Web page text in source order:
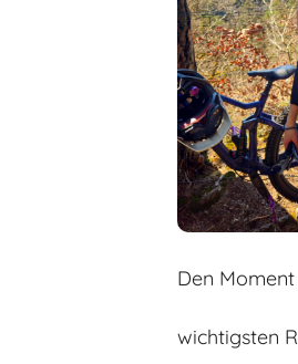
Den
wichtigsten